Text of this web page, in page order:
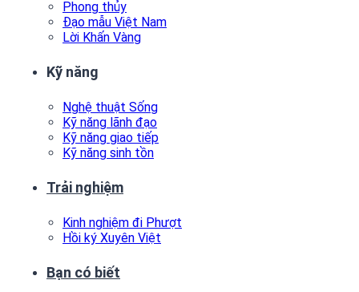
Phong thủy
Đạo mẫu Việt Nam
Lời Khấn Vàng
Kỹ năng
Nghệ thuật Sống
Kỹ năng lãnh đạo
Kỹ năng giao tiếp
Kỹ năng sinh tồn
Trải nghiệm
Kinh nghiệm đi Phượt
Hồi ký Xuyên Việt
Bạn có biết